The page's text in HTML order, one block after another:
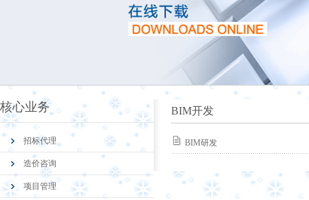
核心业务
招标代理
造价咨询
项目管理
BIM开发
BIM研发